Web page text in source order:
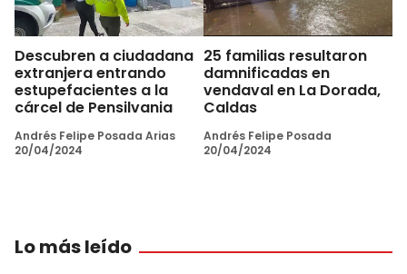
Descubren a ciudadana
extranjera entrando
estupefacientes a la
cárcel de Pensilvania
Andrés Felipe Posada Arias
20/04/2024
25 familias resultaron
damnificadas en
vendaval en La Dorada,
Caldas
Andrés Felipe Posada
20/04/2024
Lo más leído